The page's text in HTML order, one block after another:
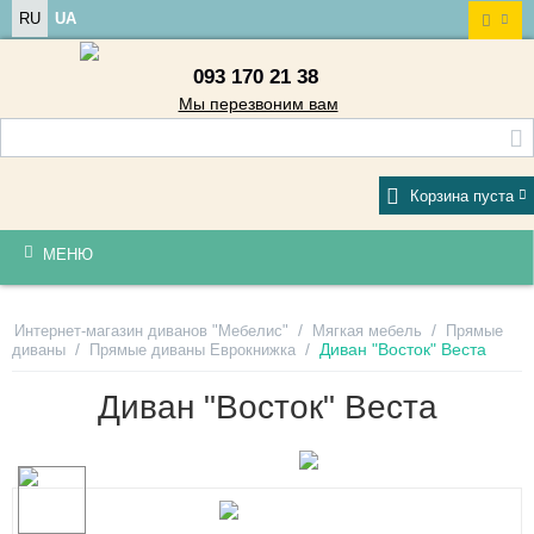
RU UA
093 170 21 38
Мы перезвоним вам
Корзина пуста
МЕНЮ
Интернет-магазин диванов "Мебелис" / Мягкая мебель / Прямые
диваны / Прямые диваны Еврокнижка / Диван "Восток" Веста
Диван "Восток" Веста